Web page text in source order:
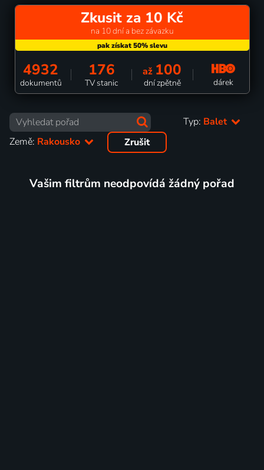
Zkusit za 10 Kč
na 10 dní a bez závazku
4932
dokumentů
176
TV stanic
až 100
dní zpětně dárek
Typ: Balet
Země: Rakousko Zrušit
Vašim filtrům neodpovídá žádný pořad